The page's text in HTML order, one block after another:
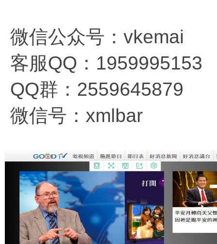
微信公众号：vkemai
客服QQ：1959995153
QQ群：2559645879
微信号：xmlbar